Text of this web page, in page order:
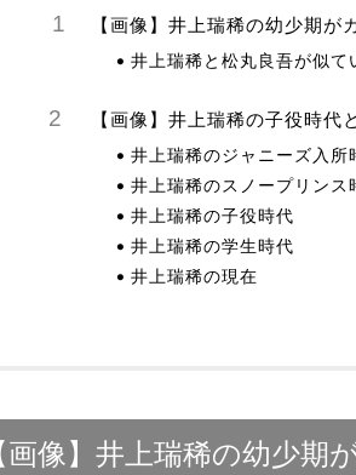
【画像】井上瑞稀の幼少期が
井上瑞稀と松丸良吾が似て
【画像】井上瑞稀の子役時代
井上瑞稀のジャニーズ入所
井上瑞稀のスノープリンス
井上瑞稀の子役時代
井上瑞稀の学生時代
井上瑞稀の現在
画像】井上瑞稀の幼少期